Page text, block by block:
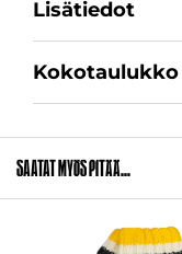
Lisätiedot
Koko
SKU
Kokotaulukko
Saatat myös pitää...